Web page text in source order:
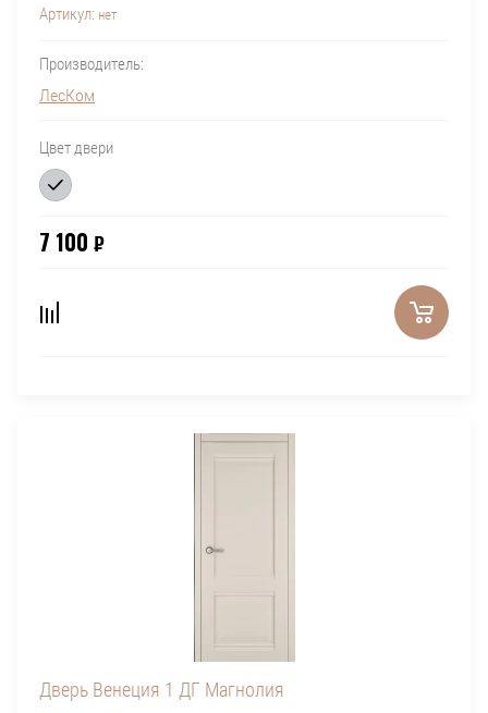
Артикул: нет
Производитель:
ЛесКом
Цвет двери
7 100 ₽
Дверь Венеция 1 ДГ Магнолия